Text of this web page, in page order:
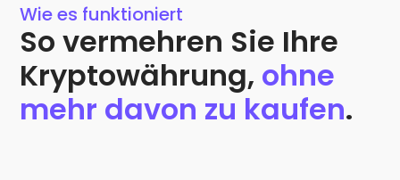
Wie es funktioniert
So vermehren Sie Ihre
Kryptowährung, ohne
mehr davon zu kaufen.